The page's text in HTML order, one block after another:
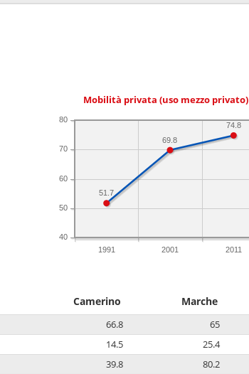
Mobilità privata (uso mezzo privato)
1991 2001 2011
40
50
60
70
80
74.8
69.8
51.7
Camerino Marche
66.8 65
14.5 25.4
39.8 80.2